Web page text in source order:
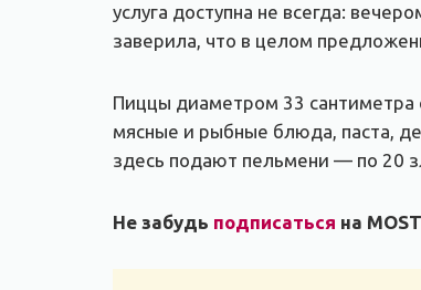
услуга доступна не всегда:
заверила, что в целом
Пиццы диаметром 33 сантиметра
мясные и рыбные блюда, паста,
здесь подают пельмени — по 20
Не забудь подписаться на